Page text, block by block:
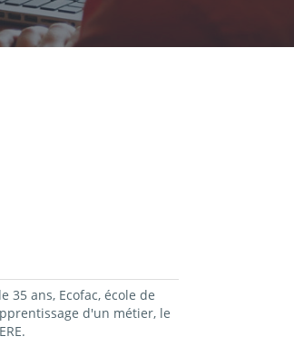
ans, Ecofac, école de
d'un métier, le